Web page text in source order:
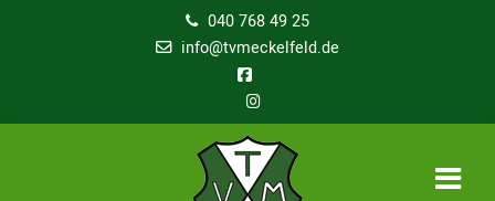
040 768 49 25
info@tvmeckelfeld.de